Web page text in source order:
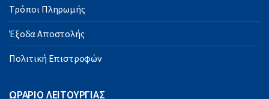
Τρόποι Πληρωμής
Έξοδα Αποστολής
Πολιτική Επιστροφών
ΩΡΑΡΙΟ ΛΕΙΤΟΥΡΓΙΑΣ